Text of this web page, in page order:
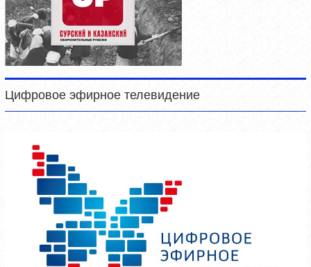
Цифровое эфирное телевидение